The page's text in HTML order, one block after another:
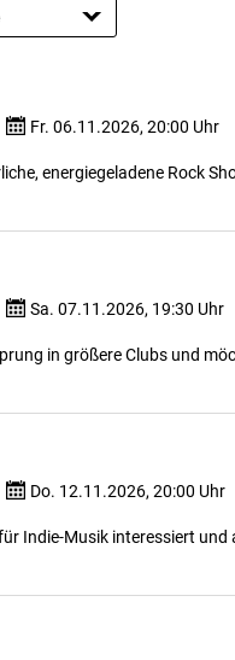
Fr. 06.11.2026, 20:00 Uhr
energiegeladene Rock
Sa. 07.11.2026, 19:30 Uhr
in größere Clubs und
Do. 12.11.2026, 20:00 Uhr
Indie-Musik interessiert